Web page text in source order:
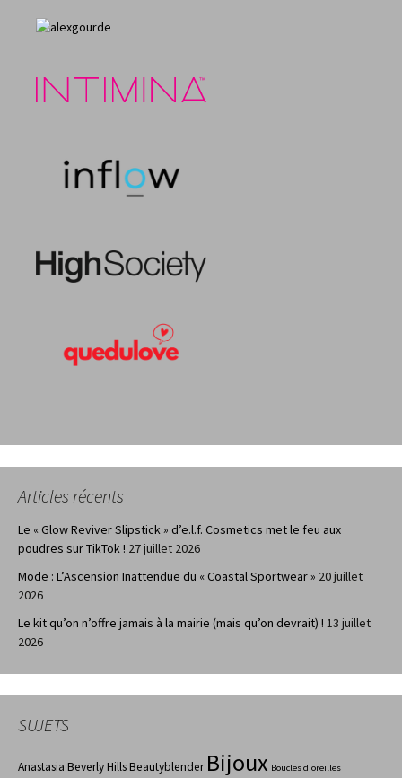
Articles récents
Le « Glow Reviver Slipstick » d’e.l.f. Cosmetics met le feu aux
poudres sur TikTok ! 27 juillet 2026
Mode : L’Ascension Inattendue du « Coastal Sportwear » 20 juillet
2026
Le kit qu’on n’offre jamais à la mairie (mais qu’on devrait) ! 13 juillet
2026
SUJETS
Anastasia Beverly HillsBeautyblender Bijoux Boucles d'oreilles